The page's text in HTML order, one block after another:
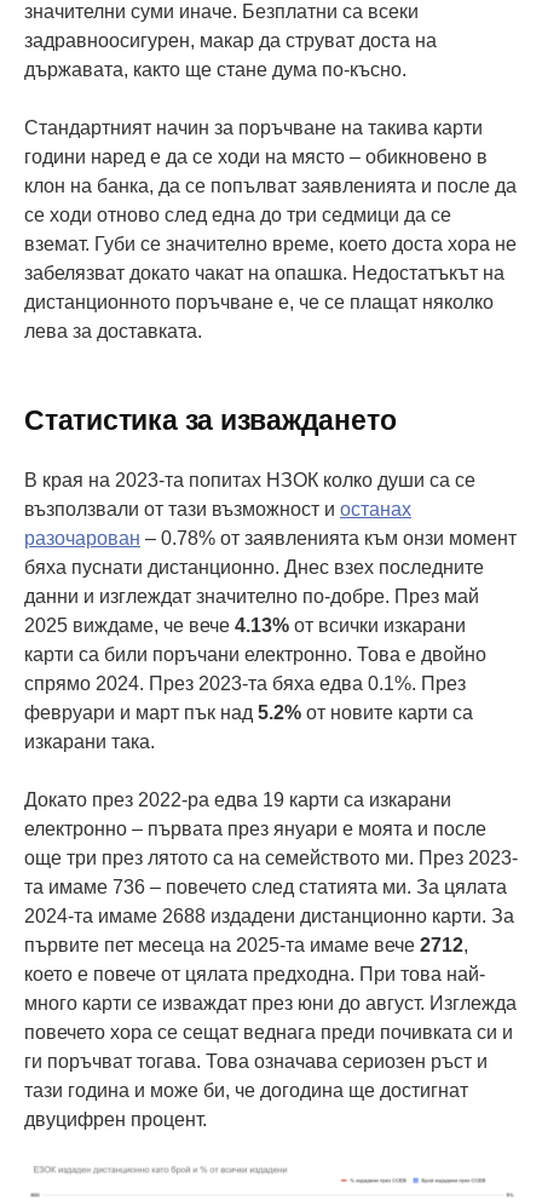
значителни суми иначе. Безплатни са всеки
задравноосигурен, макар да струват доста на
държавата, както ще стане дума по-късно.
Стандартният начин за поръчване на такива карти
години наред е да се ходи на място – обикновено в
клон на банка, да се попълват заявленията и после да
се ходи отново след една до три седмици да се
вземат. Губи се значително време, което доста хора не
забелязват докато чакат на опашка. Недостатъкът на
дистанционното поръчване е, че се плащат няколко
лева за доставката.
Статистика за изваждането
В края на 2023-та попитах НЗОК колко души са се
възползвали от тази възможност и останах
разочарован – 0.78% от заявленията към онзи момент
бяха пуснати дистанционно. Днес взех последните
данни и изглеждат значително по-добре. През май
2025 виждаме, че вече 4.13% от всички изкарани
карти са били поръчани електронно. Това е двойно
спрямо 2024. През 2023-та бяха едва 0.1%. През
февруари и март пък над 5.2% от новите карти са
изкарани така.
Докато през 2022-ра едва 19 карти са изкарани
електронно – първата през януари е моята и после
още три през лятото са на семейството ми. През 2023-
та имаме 736 – повечето след статията ми. За цялата
2024-та имаме 2688 издадени дистанционно карти. За
първите пет месеца на 2025-та имаме вече 2712,
което е повече от цялата предходна. При това най-
много карти се изваждат през юни до август. Изглежда
повечето хора се сещат веднага преди почивката си и
ги поръчват тогава. Това означава сериозен ръст и
тази година и може би, че догодина ще достигнат
двуцифрен процент.